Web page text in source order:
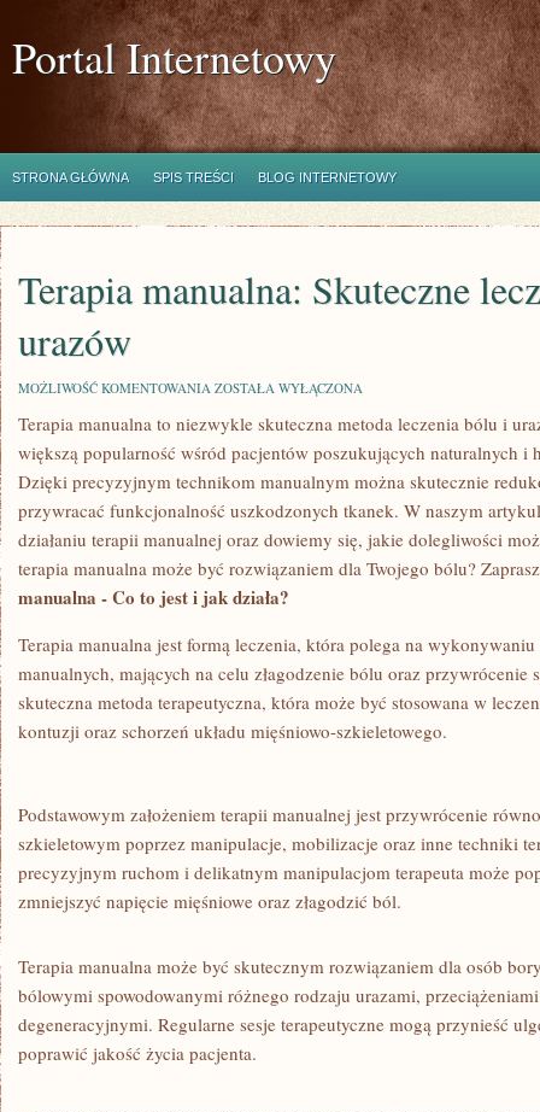
Portal Internetowy
STRONA GŁÓWNA SPIS TREŚCI BLOG INTERNETOWY
Terapia manualna: Skuteczne
urazów
MOŻLIWOŚĆ KOMENTOWANIA TERAPIA
SKUTECZNE
LECZENIE
BÓLU
I
ZOSTAŁA WYŁĄCZONA
Terapia ⁢manualna to niezwykle skuteczna⁢ metoda leczenia bólu ⁣i
większą popularność wśród pacjentów poszukujących naturalnych i
⁢Dzięki precyzyjnym technikom manualnym można skutecznie
⁣przywracać​ funkcjonalność⁣ uszkodzonych tkanek.​ W naszym
działaniu terapii manualnej oraz dowiemy się, jakie⁣ dolegliwości
terapia manualna może być rozwiązaniem dla ‌Twojego⁣ bólu?
manualna -⁢ Co to jest‌ i jak działa?
Terapia ‌manualna jest formą leczenia, która ⁢polega⁤ na
manualnych,⁢ mających ‍na​ celu złagodzenie bólu oraz przywrócenie
skuteczna metoda ‌terapeutyczna, która może być stosowana w
kontuzji oraz schorzeń układu ​mięśniowo-szkieletowego.
Podstawowym założeniem ⁣terapii manualnej⁣ jest⁢ przywrócenie
szkieletowym poprzez manipulacje, mobilizacje oraz inne ‍techniki
precyzyjnym ruchom i ‍delikatnym ‌manipulacjom ​terapeuta może
‍zmniejszyć‍ napięcie mięśniowe oraz złagodzić ‍ból.
Terapia ⁣manualna ‍może być ⁤skutecznym rozwiązaniem dla osób
bólowymi spowodowanymi różnego rodzaju ‍urazami,
degeneracyjnymi. Regularne sesje terapeutyczne mogą‍ przynieść⁣
poprawić jakość życia ​pacjenta.